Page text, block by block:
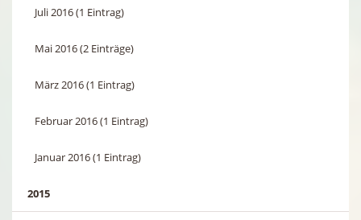
Juli 2016 (1 Eintrag)
Mai 2016 (2 Einträge)
März 2016 (1 Eintrag)
Februar 2016 (1 Eintrag)
Januar 2016 (1 Eintrag)
2015